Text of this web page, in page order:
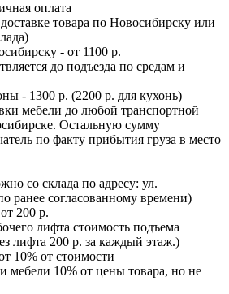
оплата
товара по Новосибирску или
- от 1100 р.
до подъезда по средам и
- 1300 р. (2200 р. для кухонь)
мебели до любой транспортной
Остальную сумму
по факту прибытия груза в место
со склада по адресу: ул.
ранее согласованному времени)
200 р.
лифта стоимость подъема
лифта 200 р. за каждый этаж.)
10% от стоимости
мебели 10% от цены товара, но не